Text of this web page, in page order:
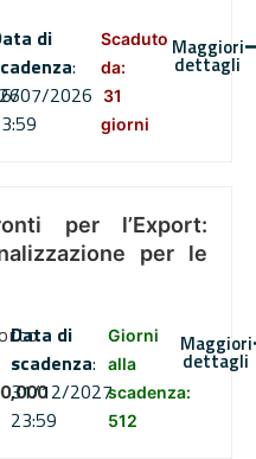
di
:
07/2026
Scaduto
da:
31
giorni
Maggiori
dettagli
per l’Export:
per le
Data di
scadenza:
31/12/2027
23:59
Giorni
alla
scadenza:
512
Maggiori
dettagli